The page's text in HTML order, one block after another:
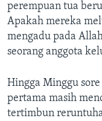
perempuan tua
Apakah mereka
mengadu pada
seorang anggota
Hingga Minggu
pertama masih
tertimbun